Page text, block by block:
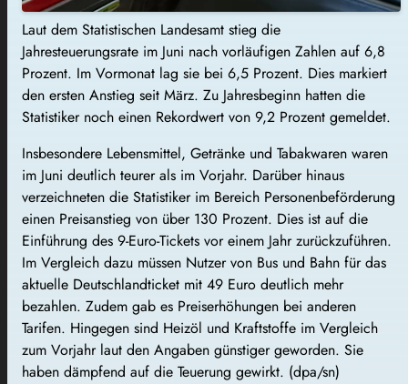
Laut dem Statistischen Landesamt stieg die
Jahresteuerungsrate im Juni nach vorläufigen Zahlen auf 6,8
Prozent. Im Vormonat lag sie bei 6,5 Prozent. Dies markiert
den ersten Anstieg seit März. Zu Jahresbeginn hatten die
Statistiker noch einen Rekordwert von 9,2 Prozent gemeldet.
Insbesondere Lebensmittel, Getränke und Tabakwaren waren
im Juni deutlich teurer als im Vorjahr. Darüber hinaus
verzeichneten die Statistiker im Bereich Personenbeförderung
einen Preisanstieg von über 130 Prozent. Dies ist auf die
Einführung des 9-Euro-Tickets vor einem Jahr zurückzuführen.
Im Vergleich dazu müssen Nutzer von Bus und Bahn für das
aktuelle Deutschlandticket mit 49 Euro deutlich mehr
bezahlen. Zudem gab es Preiserhöhungen bei anderen
Tarifen. Hingegen sind Heizöl und Kraftstoffe im Vergleich
zum Vorjahr laut den Angaben günstiger geworden. Sie
haben dämpfend auf die Teuerung gewirkt. (dpa/sn)